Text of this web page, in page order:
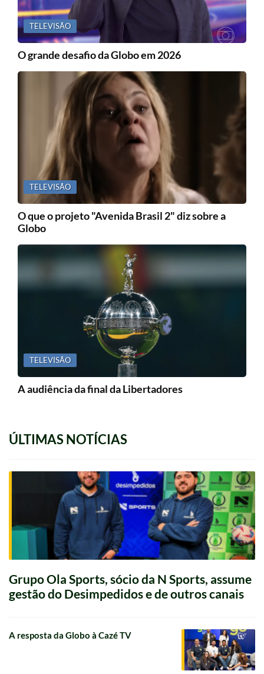
TELEVISÃO
O grande desafio da Globo em 2026
TELEVISÃO
O que o projeto "Avenida Brasil 2" diz sobre a
Globo
TELEVISÃO
A audiência da final da Libertadores
ÚLTIMAS NOTÍCIAS
Grupo Ola Sports, sócio da N Sports, assume
gestão do Desimpedidos e de outros canais
A resposta da Globo à Cazé TV